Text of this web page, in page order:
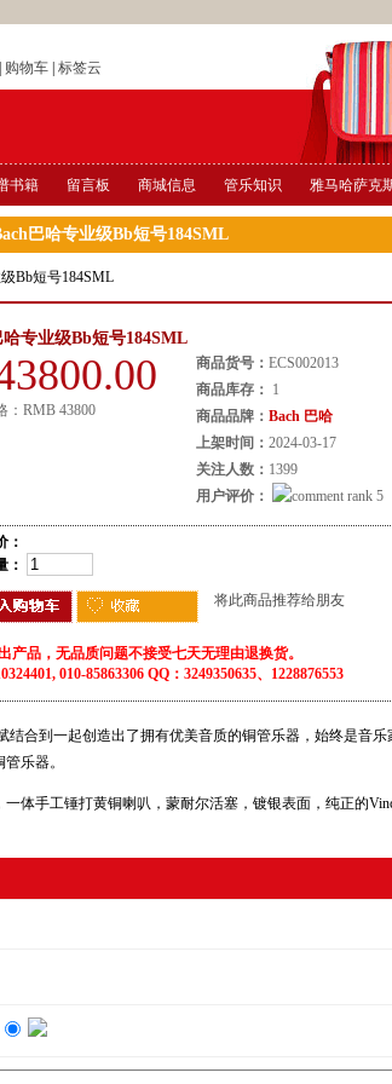
购物车| 标签云
书籍 留言板 商城信息 管乐知识 雅马哈萨克
巴哈专业级Bb短号184SML
Bb短号184SML
哈专业级Bb短号184SML
： RMB 43800
商品货号： ECS002013
商品库存： 1
商品品牌： Bach 巴哈
上架时间： 2024-03-17
关注人数： 1399
用户评价：
：
：
将此商品推荐给朋友
产品，无品质问题不接受七天无理由退换货。
010-85863306 QQ：3249350635、1228876553
结合到一起创造出了拥有优美音质的铜管乐器，始终是音乐
乐器。
体手工锤打黄铜喇叭，蒙耐尔活塞，镀银表面，纯正的